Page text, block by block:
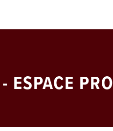
ESPACE PRO